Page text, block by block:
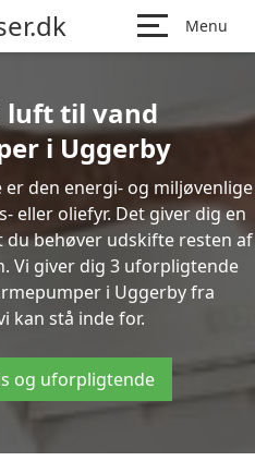
Menu
luft til vand
i Uggerby
den energi- og miljøvenlige
eller oliefyr. Det giver dig en
du behøver udskifte resten af
Vi giver dig 3 uforpligtende
i Uggerby fra
kan stå inde for.
og uforpligtende